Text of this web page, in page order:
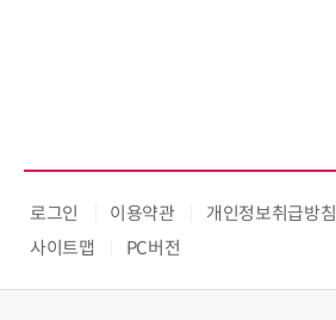
로그인 이용약관 개인정보취급방침
사이트맵
PC버전